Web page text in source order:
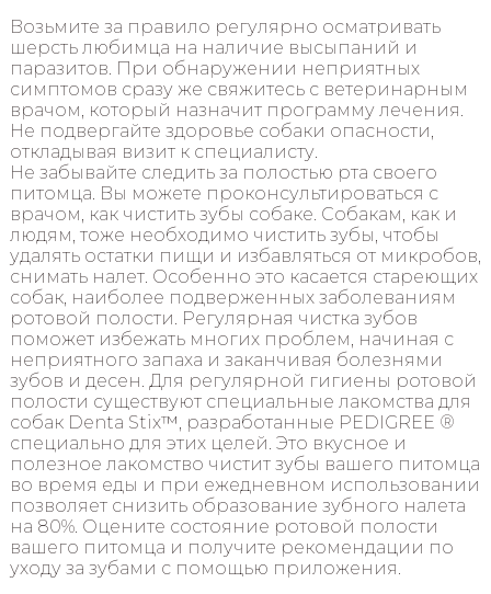
Возьмите за правило регулярно осматривать
шерсть любимца на наличие высыпаний и
паразитов. При обнаружении неприятных
симптомов сразу же свяжитесь с ветеринарным
врачом, который назначит программу лечения.
Не подвергайте здоровье собаки опасности,
откладывая визит к специалисту.
Не забывайте следить за полостью рта своего
питомца. Вы можете проконсультироваться с
врачом, как чистить зубы собаке. Собакам, как и
людям, тоже необходимо чистить зубы, чтобы
удалять остатки пищи и избавляться от микробов,
снимать налет. Особенно это касается стареющих
собак, наиболее подверженных заболеваниям
ротовой полости. Регулярная чистка зубов
поможет избежать многих проблем, начиная с
неприятного запаха и заканчивая болезнями
зубов и десен. Для регулярной гигиены ротовой
полости существуют специальные лакомства для
собак Denta Stix™, разработанные PEDIGREE ®
специально для этих целей. Это вкусное и
полезное лакомство чистит зубы вашего питомца
во время еды и при ежедневном использовании
позволяет снизить образование зубного налета
на 80%. Оцените состояние ротовой полости
вашего питомца и получите рекомендации по
уходу за зубами с помощью приложения.